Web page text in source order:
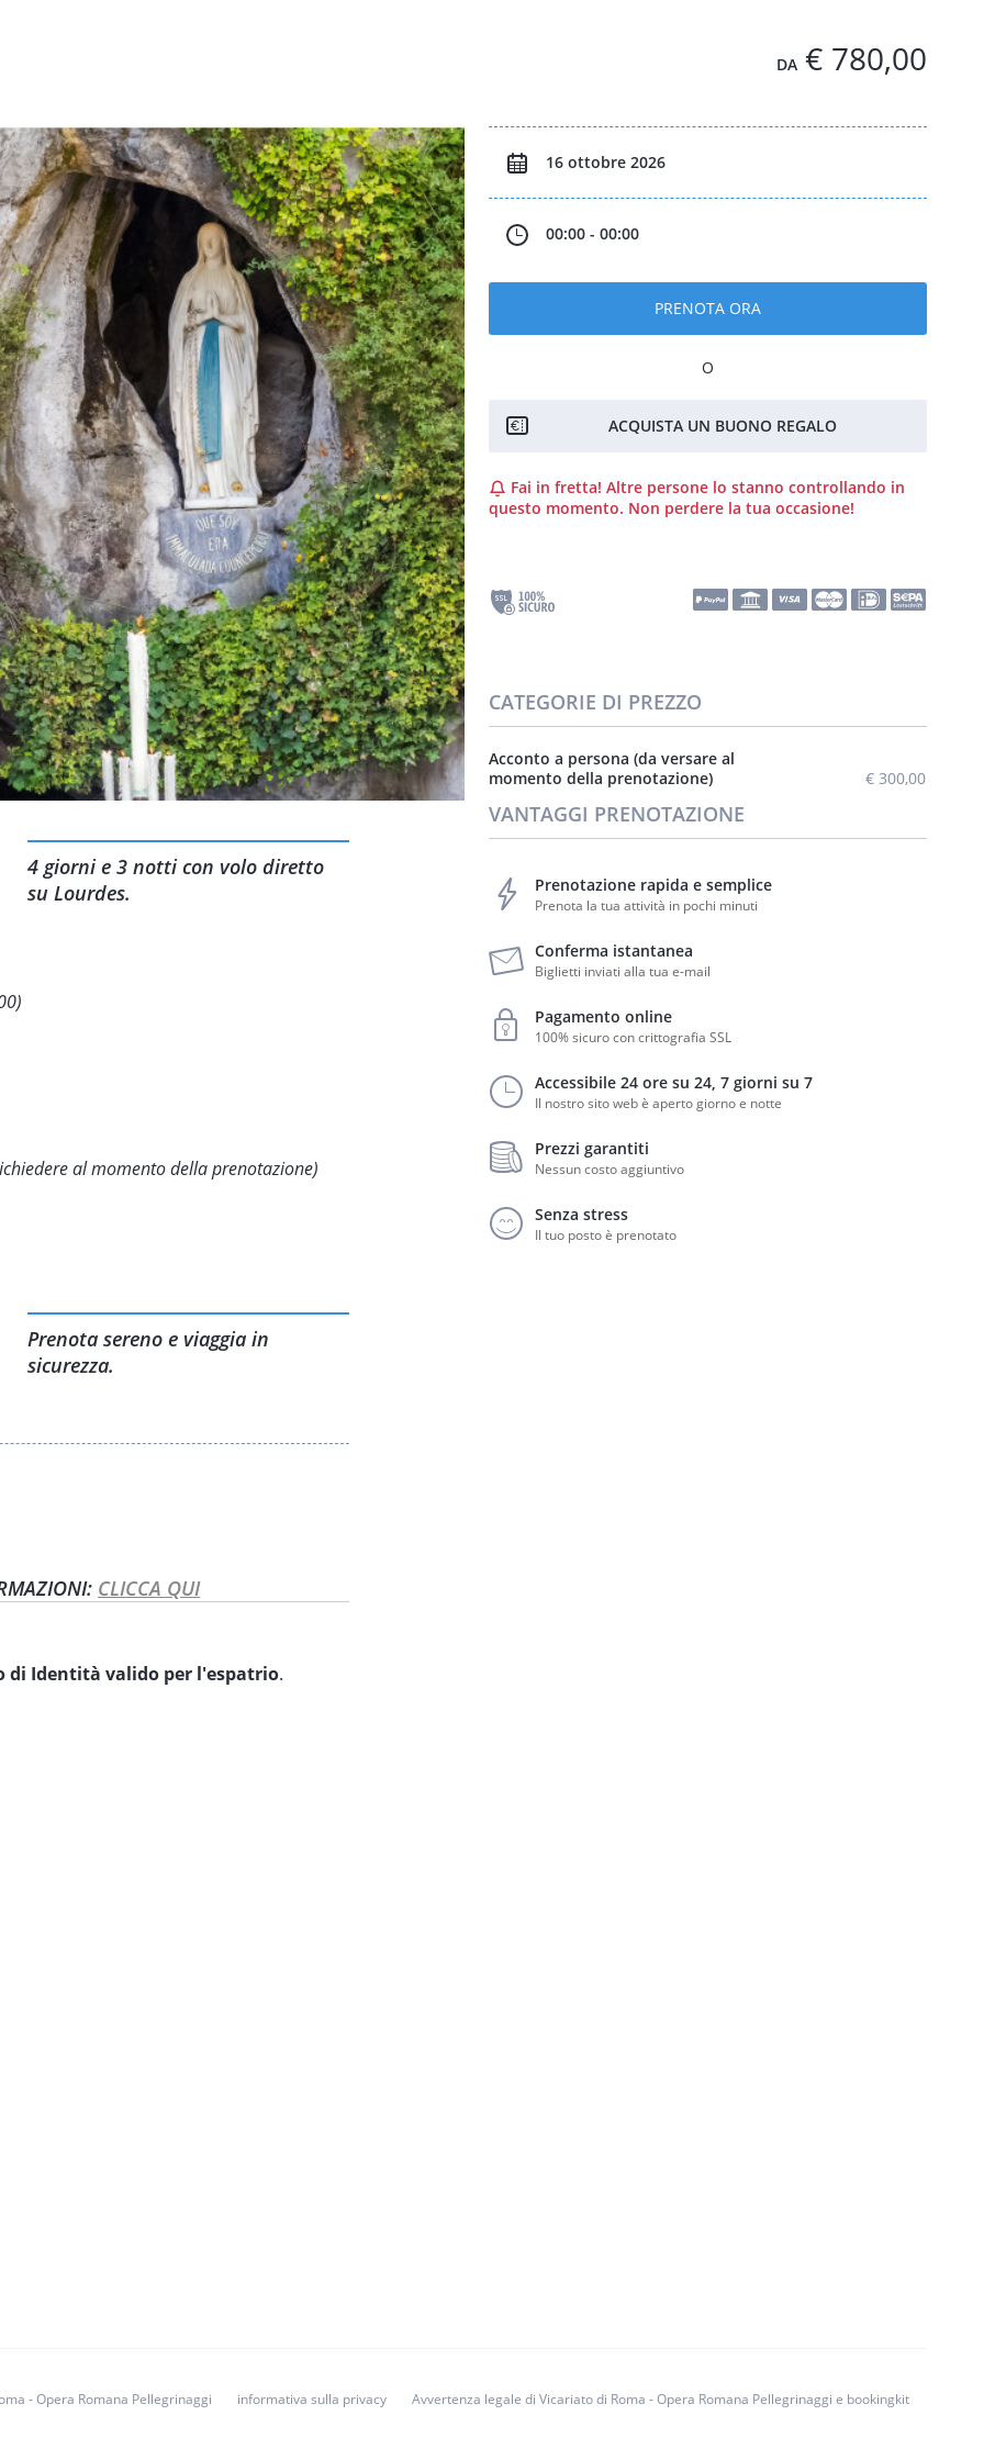
DA € 780,00
4 giorni e 3 notti con volo diretto
su Lourdes.
al momento della prenotazione)
Prenota sereno e viaggia in
sicurezza.
CLICCA QUI
di Identità valido per l'espatrio.
16 ottobre 2026
00:00 - 00:00
PRENOTA ORA
O
ACQUISTA UN BUONO REGALO
Fai in fretta! Altre persone lo stanno controllando in
questo momento. Non perdere la tua occasione!
CATEGORIE DI PREZZO
Acconto a persona (da versare al
momento della prenotazione)
€ 300,00
VANTAGGI PRENOTAZIONE
Prenotazione rapida e semplice
Prenota la tua attività in pochi minuti
Conferma istantanea
Biglietti inviati alla tua e-mail
Pagamento online
100% sicuro con crittografia SSL
Accessibile 24 ore su 24, 7 giorni su 7
Il nostro sito web è aperto giorno e notte
Prezzi garantiti
Nessun costo aggiuntivo
Senza stress
Il tuo posto è prenotato
- Opera Romana Pellegrinaggi informativa sulla privacy Avvertenza legale di Vicariato di Roma - Opera Romana Pellegrinaggi e bookingkit